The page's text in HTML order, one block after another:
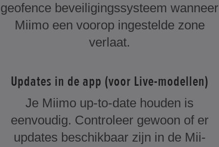
geofence beveiligingssysteem wanneer
Miimo een voorop ingestelde zone
verlaat.
Updates in de app (voor Live-modellen)
Je Miimo up-to-date houden is
eenvoudig. Controleer gewoon of er
updates beschikbaar zijn in de Mii-